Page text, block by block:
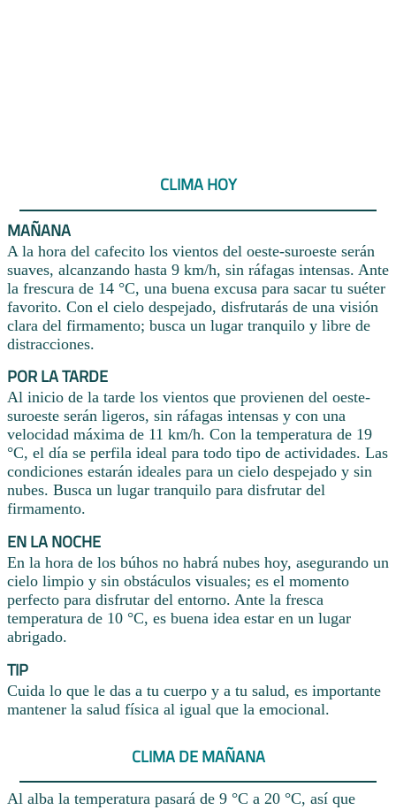
CLIMA HOY
MAÑANA
A la hora del cafecito los vientos del oeste-suroeste serán
suaves, alcanzando hasta 9 km/h, sin ráfagas intensas. Ante
la frescura de 14 °C, una buena excusa para sacar tu suéter
favorito. Con el cielo despejado, disfrutarás de una visión
clara del firmamento; busca un lugar tranquilo y libre de
distracciones.
POR LA TARDE
Al inicio de la tarde los vientos que provienen del oeste-
suroeste serán ligeros, sin ráfagas intensas y con una
velocidad máxima de 11 km/h. Con la temperatura de 19
°C, el día se perfila ideal para todo tipo de actividades. Las
condiciones estarán ideales para un cielo despejado y sin
nubes. Busca un lugar tranquilo para disfrutar del
firmamento.
EN LA NOCHE
En la hora de los búhos no habrá nubes hoy, asegurando un
cielo limpio y sin obstáculos visuales; es el momento
perfecto para disfrutar del entorno. Ante la fresca
temperatura de 10 °C, es buena idea estar en un lugar
abrigado.
TIP
Cuida lo que le das a tu cuerpo y a tu salud, es importante
mantener la salud física al igual que la emocional.
CLIMA DE MAÑANA
Al alba la temperatura pasará de 9 °C a 20 °C, así que